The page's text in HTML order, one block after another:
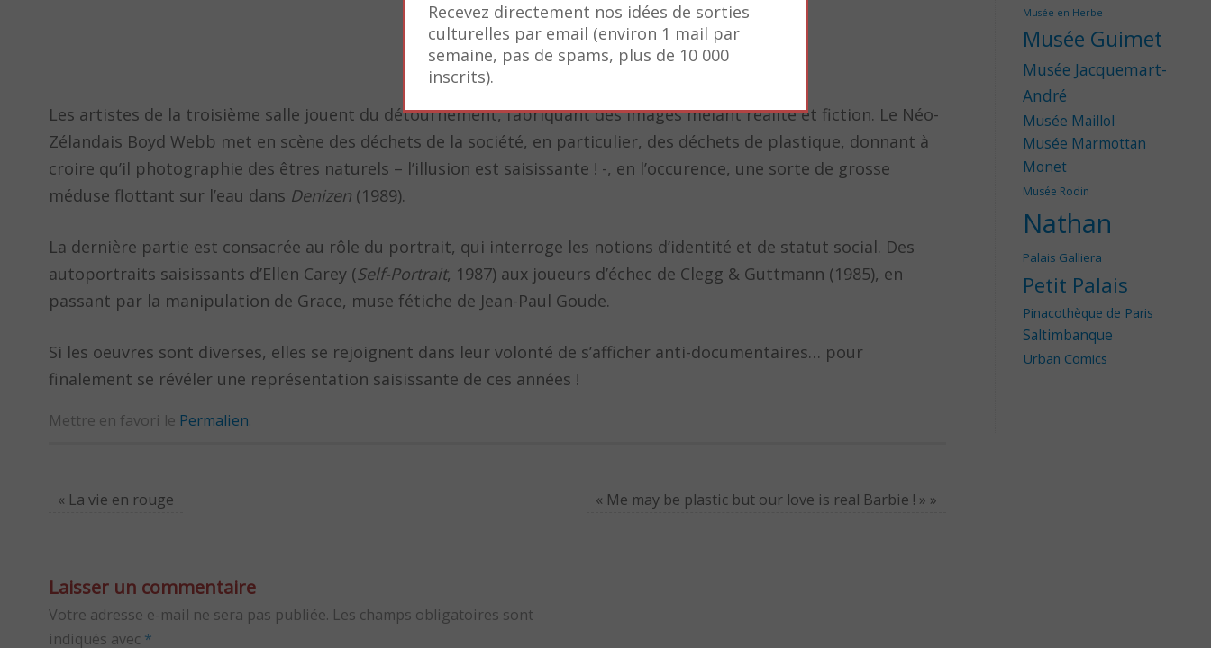
Les artistes de la troisième salle jouent du détournement, fabriquant des images mêlant réalité et fiction. Le Néo-
Zélandais Boyd Webb met en scène des déchets de la société, en particulier, des déchets de plastique, donnant à
croire qu’il photographie des êtres naturels – l’illusion est saisissante ! -, en l’occurence, une sorte de grosse
méduse flottant sur l’eau dans Denizen (1989).
La dernière partie est consacrée au rôle du portrait, qui interroge les notions d’identité et de statut social. Des
autoportraits saisissants d’Ellen Carey (Self-Portrait, 1987) aux joueurs d’échec de Clegg & Guttmann (1985), en
passant par la manipulation de Grace, muse fétiche de Jean-Paul Goude.
Si les oeuvres sont diverses, elles se rejoignent dans leur volonté de s’afficher anti-documentaires… pour
finalement se révéler une représentation saisissante de ces années !
Mettre en favori le Permalien.
« La vie en rouge « Me may be plastic but our love is real Barbie ! » »
Laisser un commentaire
Votre adresse e-mail ne sera pas publiée. Les champs obligatoires sont
indiqués avec *
Musée en Herbe
Musée Guimet
Musée Jacquemart-
André
Musée Maillol
Musée Marmottan
Monet
Musée Rodin
Nathan
Palais Galliera
Petit Palais
Pinacothèque de Paris
Saltimbanque
Urban Comics
Recevez directement nos idées de sorties
culturelles par email (environ 1 mail par
semaine, pas de spams, plus de 10 000
inscrits).